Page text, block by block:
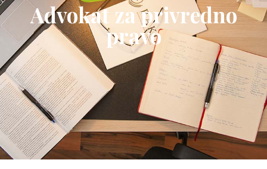
Advokat za privredno
pravo